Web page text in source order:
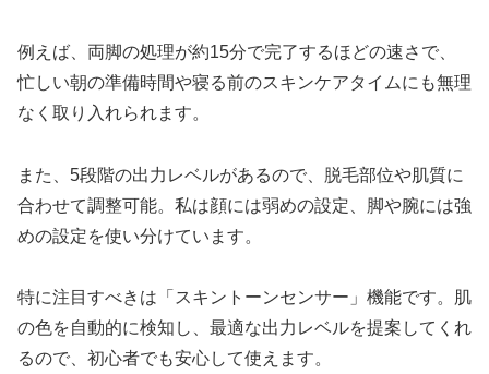
例えば、両脚の処理が約15分で完了するほどの速さで、
忙しい朝の準備時間や寝る前のスキンケアタイムにも無理
なく取り入れられます。
また、5段階の出力レベルがあるので、脱毛部位や肌質に
合わせて調整可能。私は顔には弱めの設定、脚や腕には強
めの設定を使い分けています。
特に注目すべきは「スキントーンセンサー」機能です。肌
の色を自動的に検知し、最適な出力レベルを提案してくれ
るので、初心者でも安心して使えます。